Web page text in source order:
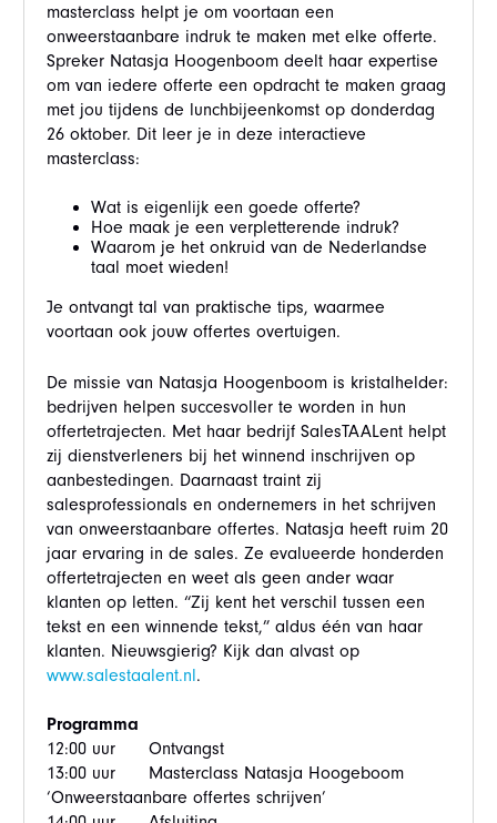
masterclass helpt je om voortaan een
onweerstaanbare indruk te maken met elke offerte.
Spreker Natasja Hoogenboom deelt haar expertise
om van iedere offerte een opdracht te maken graag
met jou tijdens de lunchbijeenkomst op donderdag
26 oktober. Dit leer je in deze interactieve
masterclass:
Wat is eigenlijk een goede offerte?
Hoe maak je een verpletterende indruk?
Waarom je het onkruid van de Nederlandse
taal moet wieden!
Je ontvangt tal van praktische tips, waarmee
voortaan ook jouw offertes overtuigen.
De missie van Natasja Hoogenboom is kristalhelder:
bedrijven helpen succesvoller te worden in hun
offertetrajecten. Met haar bedrijf SalesTAALent helpt
zij dienstverleners bij het winnend inschrijven op
aanbestedingen. Daarnaast traint zij
salesprofessionals en ondernemers in het schrijven
van onweerstaanbare offertes. Natasja heeft ruim 20
jaar ervaring in de sales. Ze evalueerde honderden
offertetrajecten en weet als geen ander waar
klanten op letten. “Zij kent het verschil tussen een
tekst en een winnende tekst,” aldus één van haar
klanten. Nieuwsgierig? Kijk dan alvast op
www.salestaalent.nl.
Programma
12:00 uur Ontvangst
13:00 uur Masterclass Natasja Hoogeboom
‘Onweerstaanbare offertes schrijven’